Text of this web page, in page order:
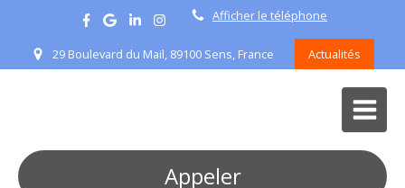
Afficher le téléphone
29 Boulevard du Mail, 89100 Sens, France Actualités
Appeler